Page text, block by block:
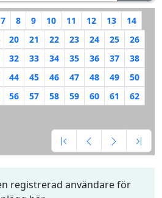
7 8 9 10 11 12 13
14
20 21 22 23 24 25
26
32 33 34 35 36 37
38
44 45 46 47 48 49
50
56 57 58 59 60 61
62
registrerad användare för